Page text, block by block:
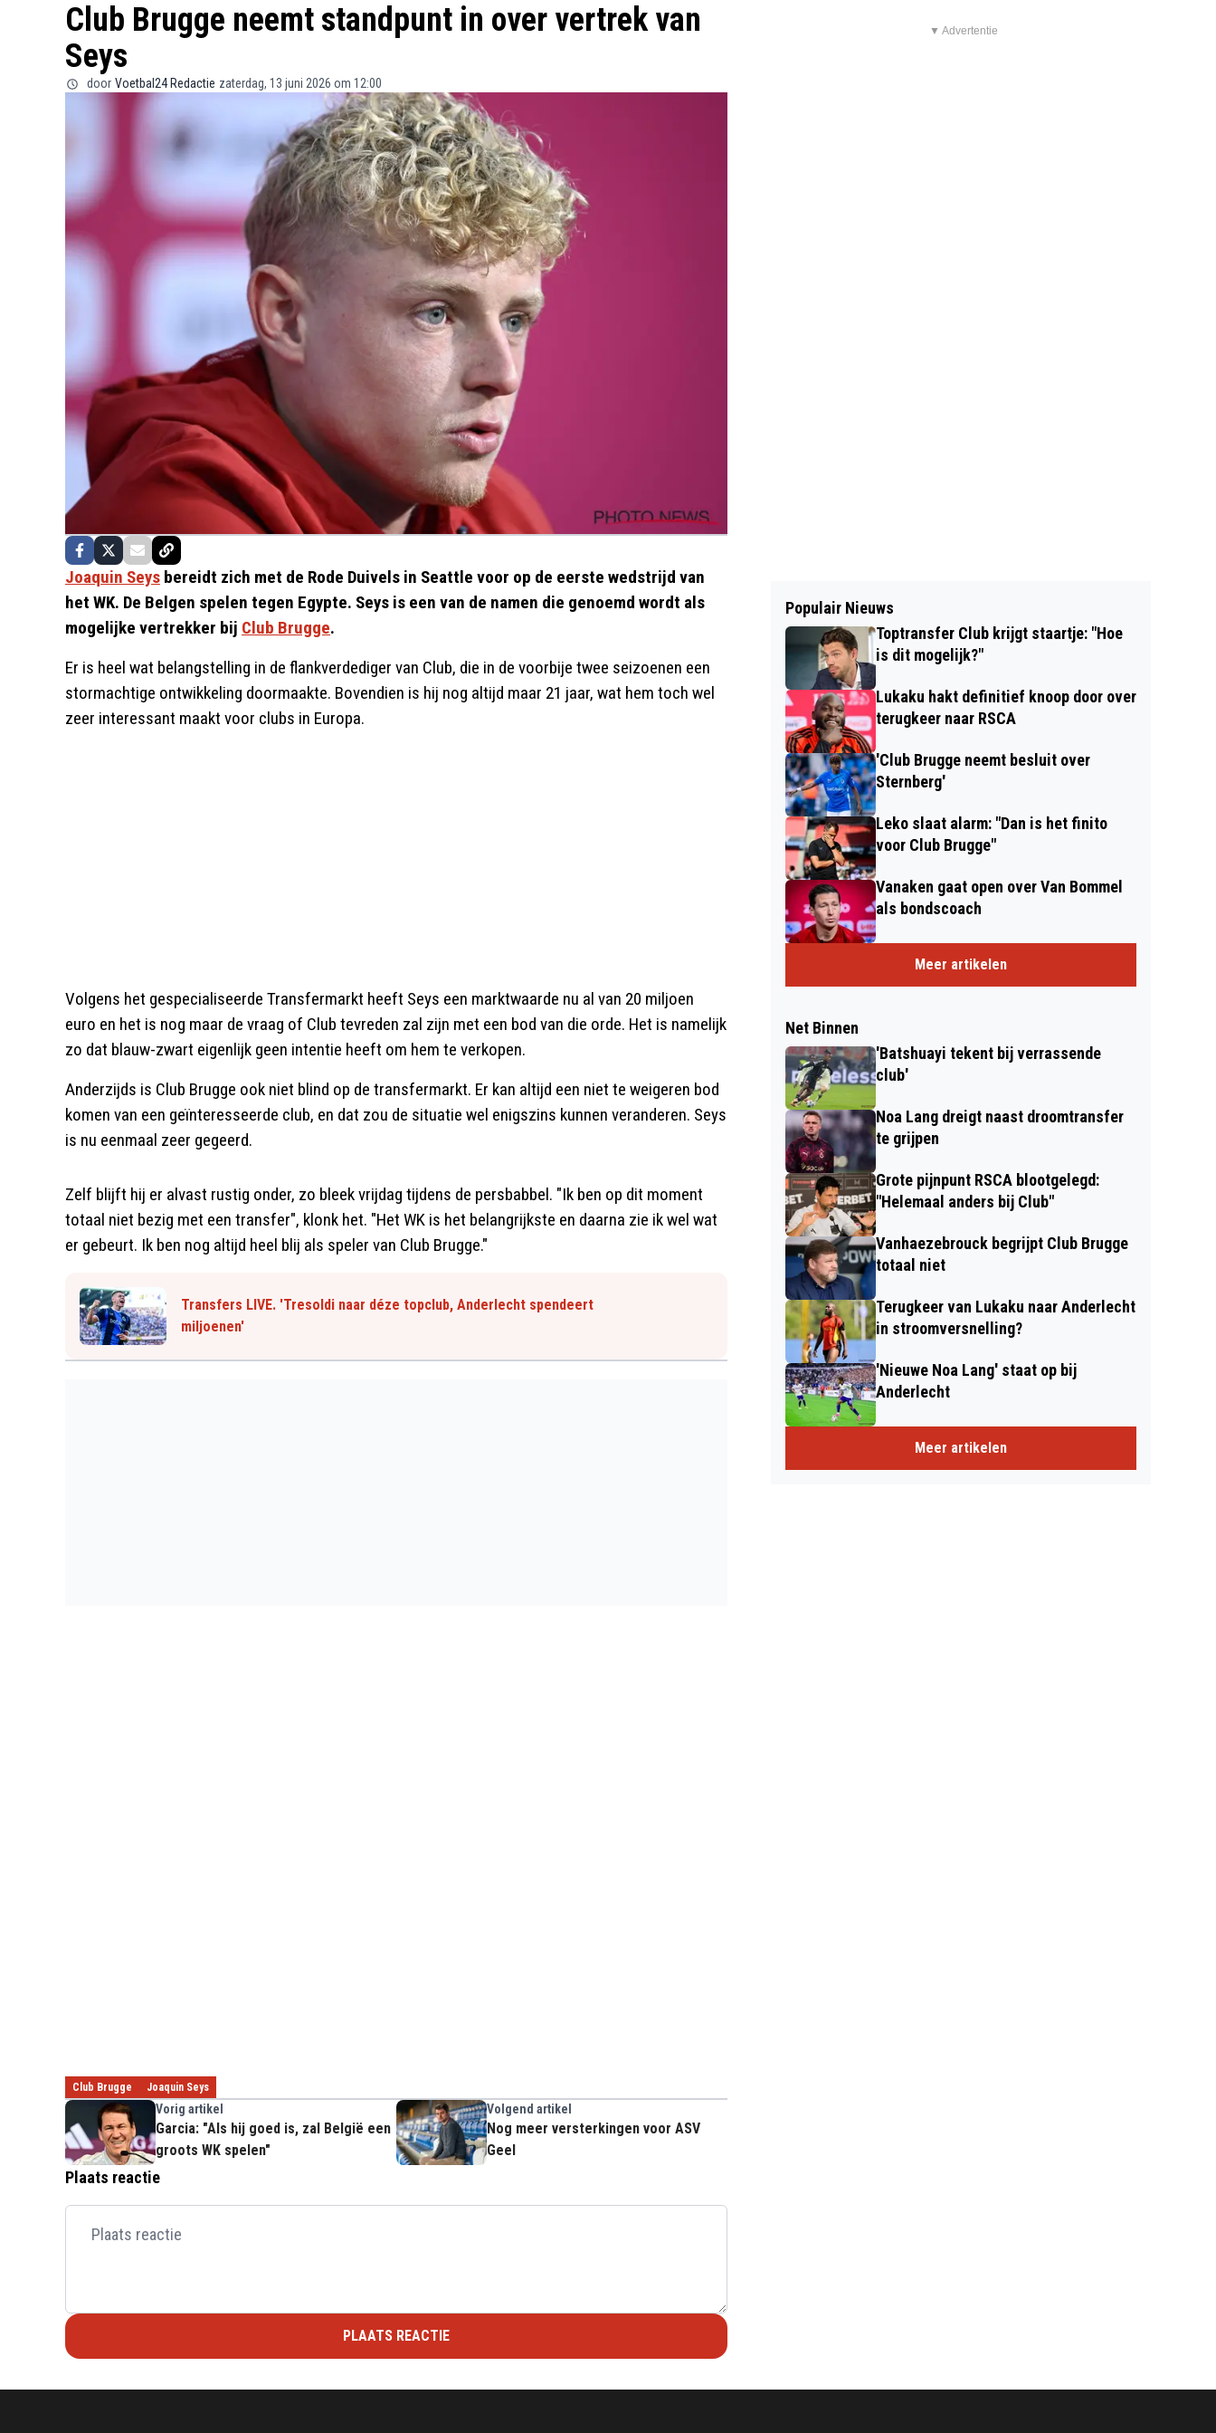
Club Brugge neemt standpunt in over vertrek van
Seys
door Voetbal24 Redactie zaterdag, 13 juni 2026 om 12:00
Joaquin Seys bereidt zich met de Rode Duivels in Seattle voor op de eerste wedstrijd van
het WK. De Belgen spelen tegen Egypte. Seys is een van de namen die genoemd wordt als
mogelijke vertrekker bij Club Brugge.
Er is heel wat belangstelling in de flankverdediger van Club, die in de voorbije twee seizoenen een
stormachtige ontwikkeling doormaakte. Bovendien is hij nog altijd maar 21 jaar, wat hem toch wel
zeer interessant maakt voor clubs in Europa.
Volgens het gespecialiseerde Transfermarkt heeft Seys een marktwaarde nu al van 20 miljoen
euro en het is nog maar de vraag of Club tevreden zal zijn met een bod van die orde. Het is namelijk
zo dat blauw-zwart eigenlijk geen intentie heeft om hem te verkopen.
Anderzijds is Club Brugge ook niet blind op de transfermarkt. Er kan altijd een niet te weigeren bod
komen van een geïnteresseerde club, en dat zou de situatie wel enigszins kunnen veranderen. Seys
is nu eenmaal zeer gegeerd.
Zelf blijft hij er alvast rustig onder, zo bleek vrijdag tijdens de persbabbel. "Ik ben op dit moment
totaal niet bezig met een transfer", klonk het. "Het WK is het belangrijkste en daarna zie ik wel wat
er gebeurt. Ik ben nog altijd heel blij als speler van Club Brugge."
Transfers LIVE. 'Tresoldi naar déze topclub, Anderlecht spendeert
miljoenen'
Club Brugge Joaquin Seys
Vorig artikel
Garcia: "Als hij goed is, zal België een
groots WK spelen"
Volgend artikel
Nog meer versterkingen voor ASV
Geel
Plaats reactie
PLAATS REACTIE
▼ Advertentie
Populair Nieuws
Toptransfer Club krijgt staartje: "Hoe
is dit mogelijk?"
Lukaku hakt definitief knoop door over
terugkeer naar RSCA
'Club Brugge neemt besluit over
Sternberg'
Leko slaat alarm: "Dan is het finito
voor Club Brugge"
Vanaken gaat open over Van Bommel
als bondscoach
Meer artikelen
Net Binnen
'Batshuayi tekent bij verrassende
club'
Noa Lang dreigt naast droomtransfer
te grijpen
Grote pijnpunt RSCA blootgelegd:
"Helemaal anders bij Club"
Vanhaezebrouck begrijpt Club Brugge
totaal niet
Terugkeer van Lukaku naar Anderlecht
in stroomversnelling?
'Nieuwe Noa Lang' staat op bij
Anderlecht
Meer artikelen